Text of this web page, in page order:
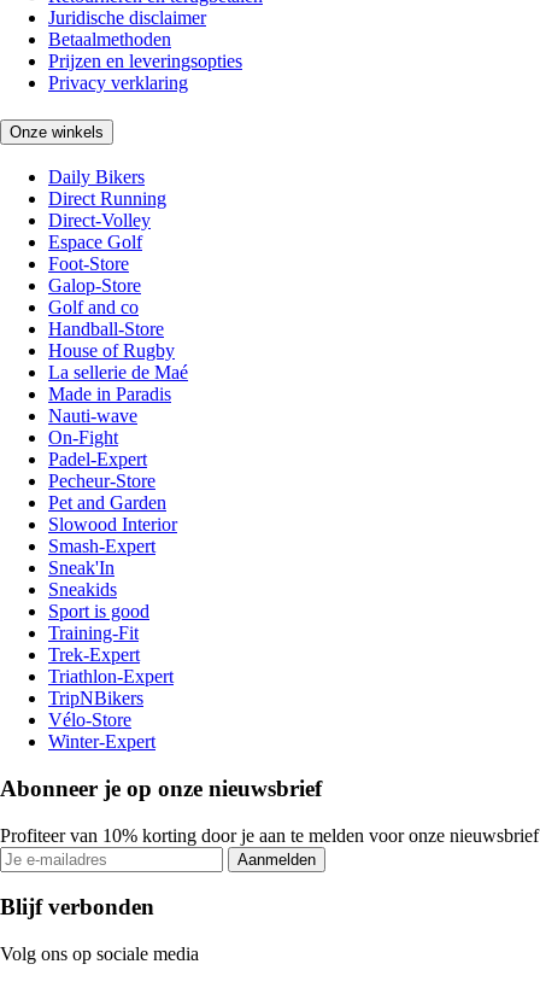
Juridische disclaimer
Betaalmethoden
Prijzen en leveringsopties
Privacy verklaring
Onze winkels
Daily Bikers
Direct Running
Direct-Volley
Espace Golf
Foot-Store
Galop-Store
Golf and co
Handball-Store
House of Rugby
La sellerie de Maé
Made in Paradis
Nauti-wave
On-Fight
Padel-Expert
Pecheur-Store
Pet and Garden
Slowood Interior
Smash-Expert
Sneak'In
Sneakids
Sport is good
Training-Fit
Trek-Expert
Triathlon-Expert
TripNBikers
Vélo-Store
Winter-Expert
Abonneer je op onze nieuwsbrief
Profiteer van 10% korting door je aan te melden voor onze nieuwsbrief
Aanmelden
Blijf verbonden
Volg ons op sociale media